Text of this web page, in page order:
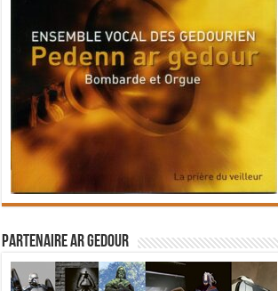
Partenaire Ar Gedour